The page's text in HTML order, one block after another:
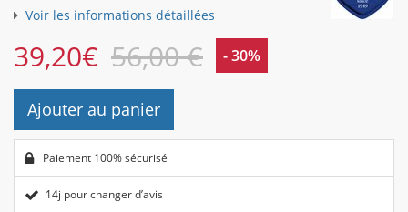
Voir les informations détaillées
39,20€ 56,00 € - 30%
Ajouter au panier
Paiement 100% sécurisé
14j pour changer d’avis